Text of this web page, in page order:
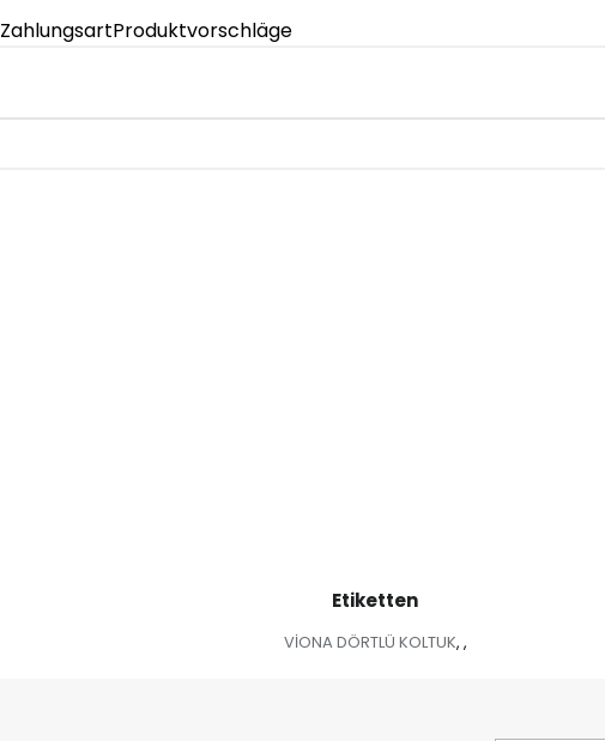
ZahlungsartProduktvorschläge
Etiketten
VİONA DÖRTLÜ KOLTUK, ,